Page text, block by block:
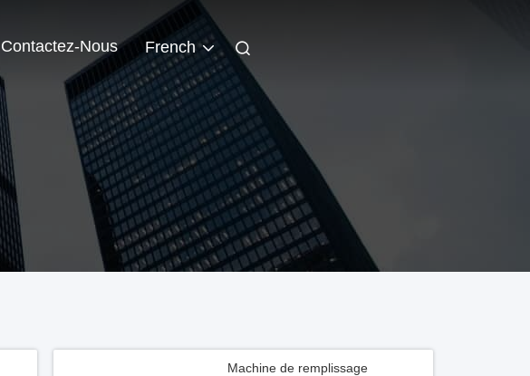
Contactez-Nous French
Machine de remplissage